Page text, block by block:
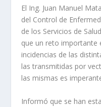
El Ing. Juan Manuel
del Control de
de los Servicios de
que un reto importante
incidencias de las
las transmitidas por
las mismas es
Informó que se han